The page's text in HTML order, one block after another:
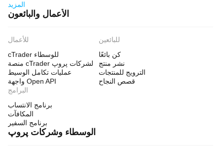
المزيد
الأعمال والبائعون
للأعمال
cTrader للوسطاء
منصة cTrader لشركات پروپ
عمليات تكامل الوسيط
واجهة Open API
للبائعين
كن بائعًا
نشر منتج
الترويج للمنتجات
قصص النجاح
البرامج
برنامج الانتساب
المكافآت
برنامج السفير
الوسطاء وشركات پروپ